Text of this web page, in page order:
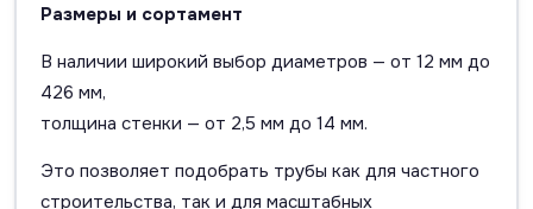
Размеры и сортамент
В наличии широкий выбор диаметров — от 12 мм до
426 мм,
толщина стенки — от 2,5 мм до 14 мм.
Это позволяет подобрать трубы как для частного
строительства, так и для масштабных